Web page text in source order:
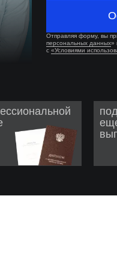
Отправляя форму, вы
персональных данных»
с «Условиями